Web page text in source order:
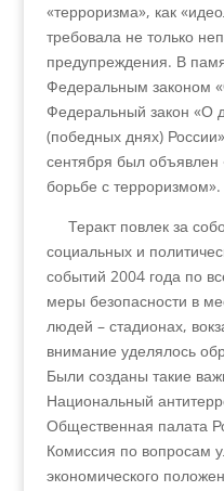
«терроризма», как
требовала не только
предупреждения. В
Федеральным законом
Федеральный закон «О
(победных днях)
сентября был
борьбе с терроризмом».
Теракт повлек за
социальных и
событий 2004 года по
меры безопасности в
людей – стадионах,
внимание уделялось
Были созданы такие
Национальный
Общественная палата
Комиссия по вопросам
экономического